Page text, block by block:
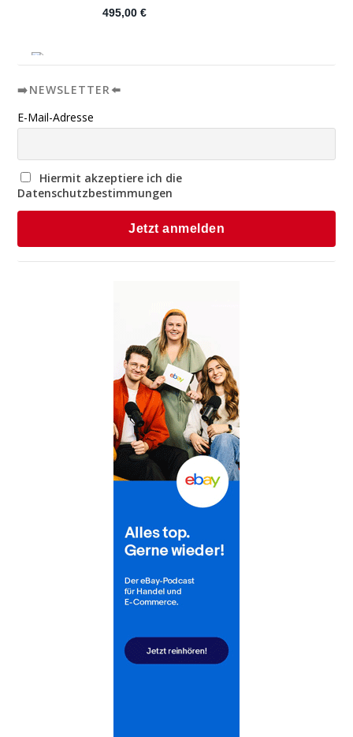
➡️NEWSLETTER⬅️
E-Mail-Adresse
Hiermit akzeptiere ich die
Datenschutzbestimmungen